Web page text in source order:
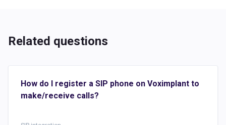
Related questions
How do I register a SIP phone on Voximplant to
make/receive calls?